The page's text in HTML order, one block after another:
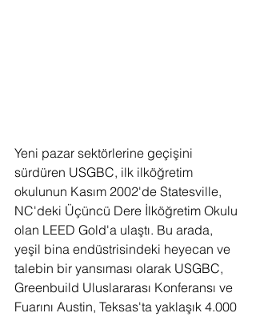
Yeni pazar sektörlerine geçişini
sürdüren USGBC, ilk ilköğretim
okulunun Kasım 2002'de Statesville,
NC'deki Üçüncü Dere İlköğretim Okulu
olan LEED Gold'a ulaştı. Bu arada,
yeşil bina endüstrisindeki heyecan ve
talebin bir yansıması olarak USGBC,
Greenbuild Uluslararası Konferansı ve
Fuarını Austin, Teksas'ta yaklaşık 4.000